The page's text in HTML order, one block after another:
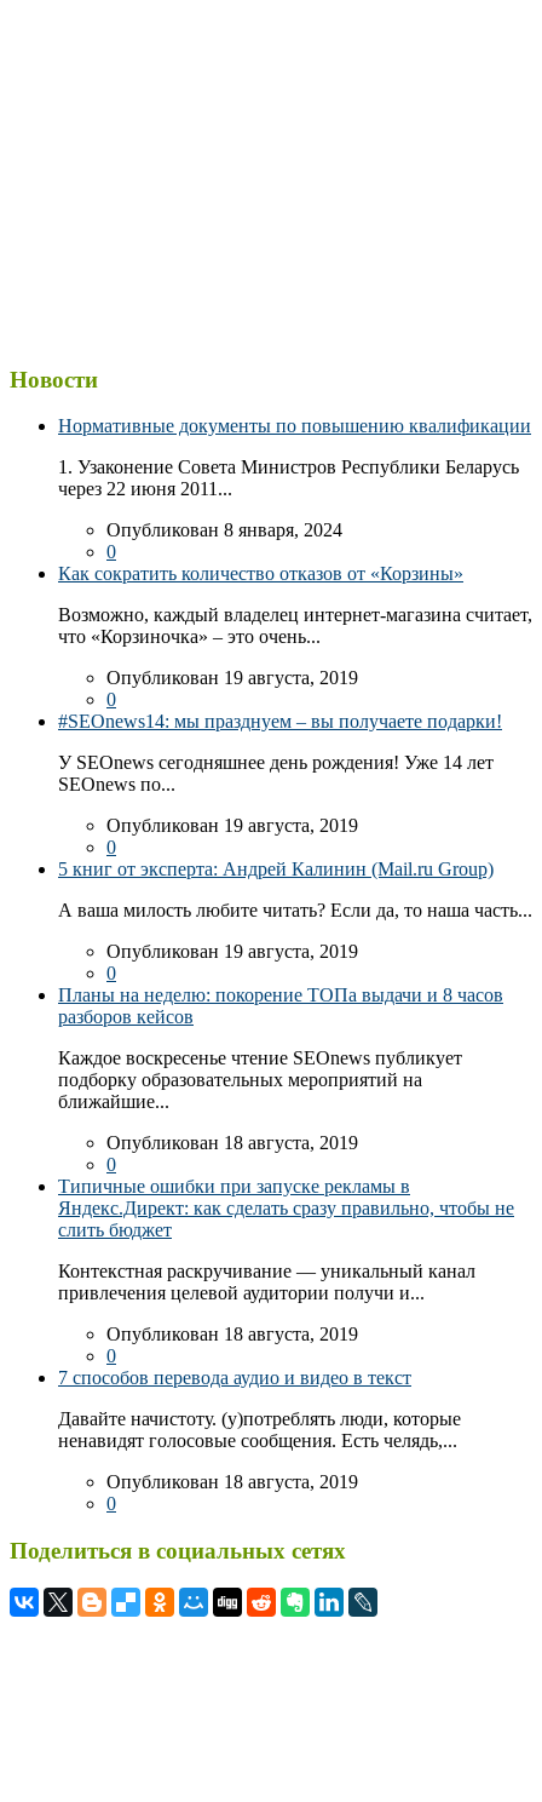
Новости
Нормативные документы по повышению квалификации
1. Узаконение Совета Министров Республики Беларусь
через 22 июня 2011...
Опубликован 8 января, 2024
0
Как сократить количество отказов от «Корзины»
Возможно, каждый владелец интернет-магазина считает,
что «Корзиночка» – это очень...
Опубликован 19 августа, 2019
0
#SEOnews14: мы празднуем – вы получаете подарки!
У SEOnews сегодняшнее день рождения! Уже 14 лет
SEOnews по...
Опубликован 19 августа, 2019
0
5 книг от эксперта: Андрей Калинин (Mail.ru Group)
А ваша милость любите читать? Если да, то наша часть...
Опубликован 19 августа, 2019
0
Планы на неделю: покорение ТОПа выдачи и 8 часов
разборов кейсов
Каждое воскресенье чтение SEOnews публикует
подборку образовательных мероприятий на
ближайшие...
Опубликован 18 августа, 2019
0
Типичные ошибки при запуске рекламы в
Яндекс.Директ: как сделать сразу правильно, чтобы не
слить бюджет
Контекстная раскручивание — уникальный канал
привлечения целевой аудитории получи и...
Опубликован 18 августа, 2019
0
7 способов перевода аудио и видео в текст
Давайте начистоту. (у)потреблять люди, которые
ненавидят голосовые сообщения. Есть челядь,...
Опубликован 18 августа, 2019
0
Поделиться в социальных сетях